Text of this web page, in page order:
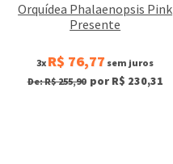
Orquídea Phalaenopsis Pink
Presente
3x R$ 76,77 sem juros
De: R$ 255,90 por R$ 230,31